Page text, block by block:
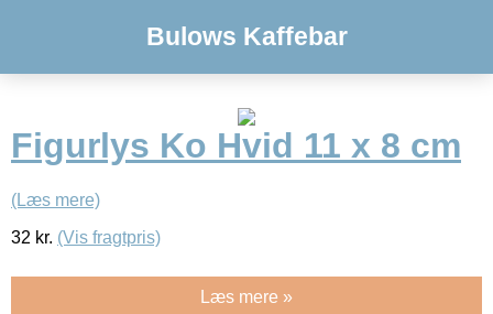
Bulows Kaffebar
Figurlys Ko Hvid 11 x 8 cm
(Læs mere)
32 kr. (Vis fragtpris)
Læs mere »